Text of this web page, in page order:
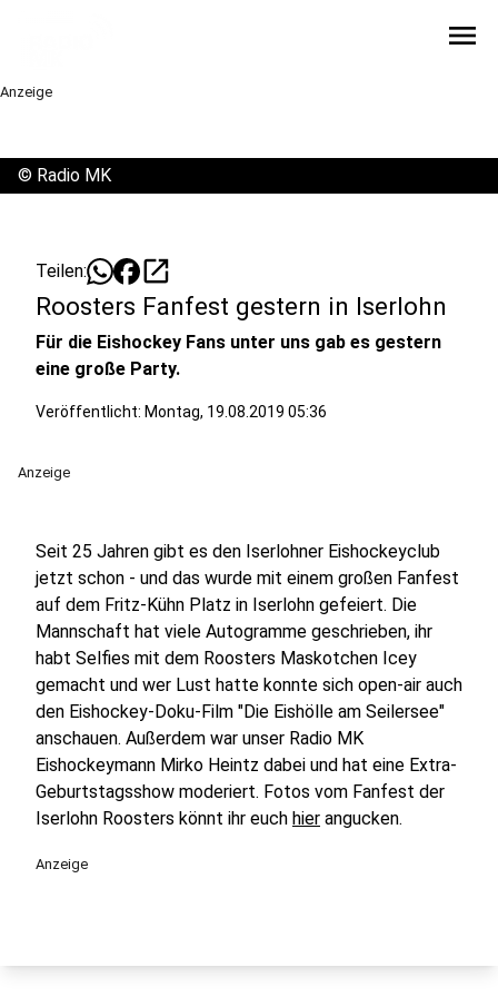
menu
Anzeige
© Radio MK
Teilen: open_in_new
Roosters Fanfest gestern in Iserlohn
Für die Eishockey Fans unter uns gab es gestern
eine große Party.
Veröffentlicht: Montag, 19.08.2019 05:36
Anzeige
Seit 25 Jahren gibt es den Iserlohner Eishockeyclub
jetzt schon - und das wurde mit einem großen Fanfest
auf dem Fritz-Kühn Platz in Iserlohn gefeiert. Die
Mannschaft hat viele Autogramme geschrieben, ihr
habt Selfies mit dem Roosters Maskotchen Icey
gemacht und wer Lust hatte konnte sich open-air auch
den Eishockey-Doku-Film "Die Eishölle am Seilersee"
anschauen. Außerdem war unser Radio MK
Eishockeymann Mirko Heintz dabei und hat eine Extra-
Geburtstagsshow moderiert. Fotos vom Fanfest der
Iserlohn Roosters könnt ihr euch hier angucken.
Anzeige